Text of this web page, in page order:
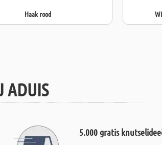
Haak rood
ADUIS
5.000 gratis